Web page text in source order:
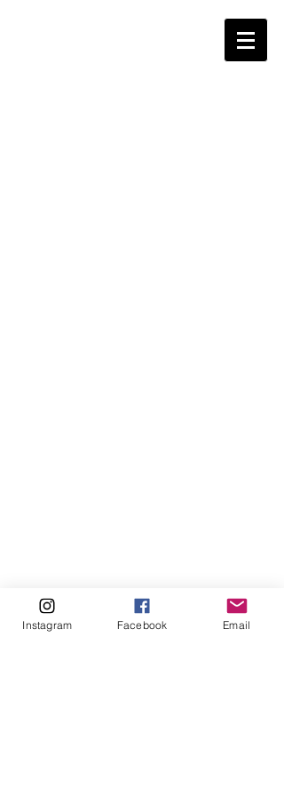
Instagram Facebook Email